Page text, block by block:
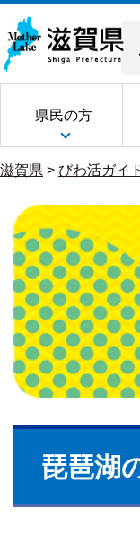
県民の方
滋賀県 > びわ活ガイ
琵琶湖